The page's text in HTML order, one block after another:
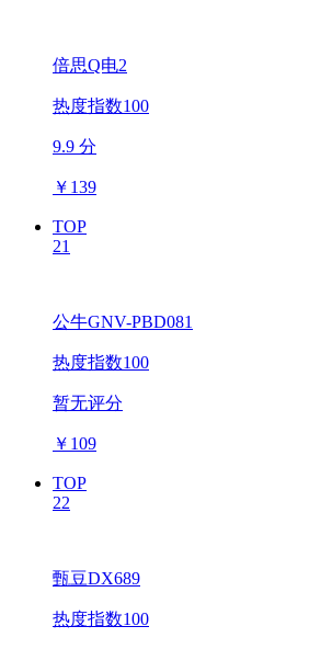
倍思Q电2
热度指数100
9.9 分
￥ 139
TOP
21
公牛GNV-PBD081
热度指数100
暂无评分
￥ 109
TOP
22
甄豆DX689
热度指数100